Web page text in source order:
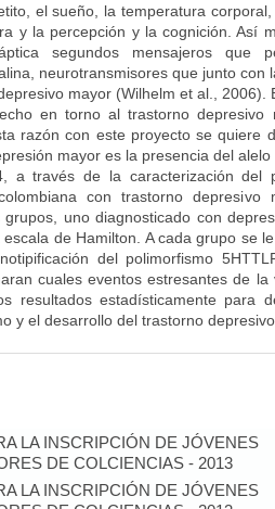
el sueño, la temperatura
y la percepción y la cognición. Así
segundos mensajeros que
neurotransmisores que junto con
mayor (Wilhelm et al., 2006).
en torno al trastorno depresivo
razón con este proyecto se quiere
mayor es la presencia del
a través de la caracterización del
con trastorno depresivo
uno diagnosticado con
de Hamilton. A cada grupo se
del polimorfismo
cuales eventos estresantes de la
resultados estadísticamente para
y el desarrollo del trastorno depresivo
LA INSCRIPCIÓN DE JÓVENES
DE COLCIENCIAS - 2013
LA INSCRIPCIÓN DE JÓVENES